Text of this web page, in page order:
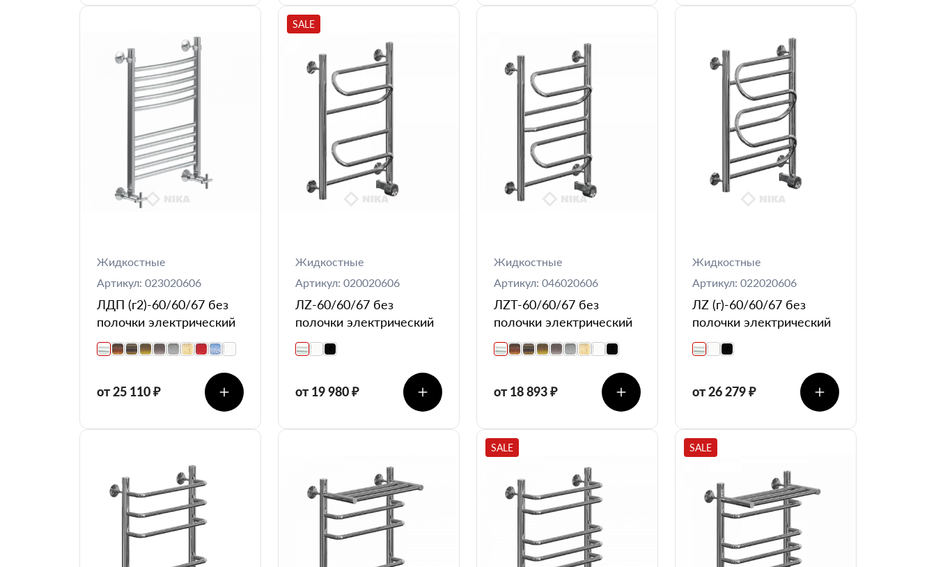
Жидкостные
Артикул: 023020606
ЛДП (г2)-60/60/67 без
полочки электрический
от 25 110 ₽
SALE
Жидкостные
Артикул: 020020606
ЛZ-60/60/67 без
полочки электрический
от 19 980 ₽
Жидкостные
Артикул: 046020606
ЛZT-60/60/67 без
полочки электрический
от 18 893 ₽
Жидкостные
Артикул: 022020606
ЛZ (г)-60/60/67 без
полочки электрический
от 26 279 ₽
SALE SALE